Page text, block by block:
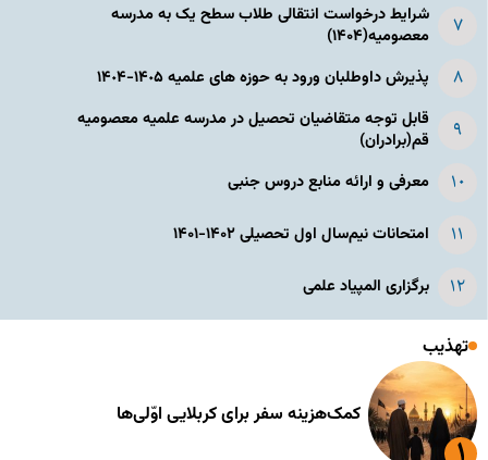
شرایط درخواست انتقالی طلاب سطح یک به مدرسه
معصومیه(۱۴۰۴)
پذیرش داوطلبان ورود به حوزه های علمیه ١۴٠۵-١۴٠۴
قابل توجه متقاضیان تحصیل در مدرسه علمیه معصومیه
قم(برادران)
معرفی و ارائه منابع دروس جنبی
امتحانات نیم‌سال اول تحصیلی ۱۴۰۲-۱۴۰۱
برگزاری المپیاد علمی
تهذیب
کمک‌هزینه سفر برای کربلایی اوّلی‌ها